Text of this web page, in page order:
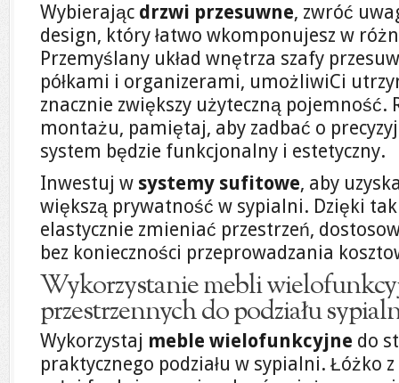
Wybierając drzwi przesuwne, zwróć
design, który łatwo wkomponujesz w
Przemyślany układ wnętrza szafy
półkami i organizerami, umożliwiCi
znacznie zwiększy użyteczną pojemność.
montażu, pamiętaj, aby zadbać o
system będzie funkcjonalny i estetyczny.
Inwestuj w systemy sufitowe, aby
większą prywatność w sypialni. Dzięki
elastycznie zmieniać przestrzeń,
bez konieczności przeprowadzania
Wykorzystanie mebli
przestrzennych do podziału
Wykorzystaj meble wielofunkcyjne do
praktycznego podziału w sypialni. Łóżko